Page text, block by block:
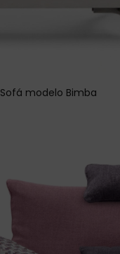
Sofá modelo Bimba